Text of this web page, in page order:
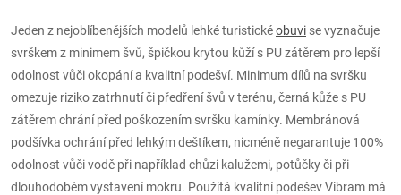
Jeden z nejoblíbenějších modelů lehké turistickéobuvi se vyznačuje
svrškem z minimem švů, špičkou krytou kůží s PU zátěrem pro lepší
odolnost vůči okopání a kvalitní podešví. Minimum dílů na svršku
omezuje riziko zatrhnutí či předření švů v terénu, černá kůže s PU
zátěrem chrání před poškozením svršku kamínky. Membránová
podšívka ochrání před lehkým deštíkem, nicméně negarantuje 100%
odolnost vůči vodě při například chůzi kalužemi, potůčky či při
dlouhodobém vystavení mokru. Použitá kvalitní podešev Vibram má